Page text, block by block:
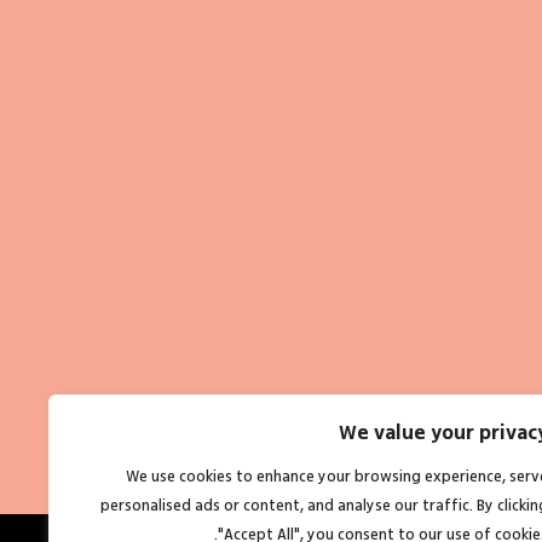
We value your
We use cookies to enhance your browsing experience,
personalised ads or content, and analyse our traffic. By
"Accept All", you consent to our use of